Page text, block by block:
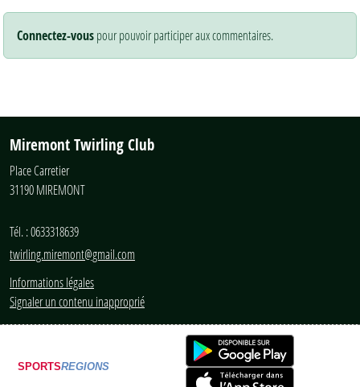
Connectez-vouspour pouvoir participer aux commentaires.
Miremont Twirling Club
Place Carretier
31190MIREMONT
Tél. :0633318639
twirling.miremont@gmail.com
Informations légales
Signaler un contenu inapproprié
SPORTSREGIONS